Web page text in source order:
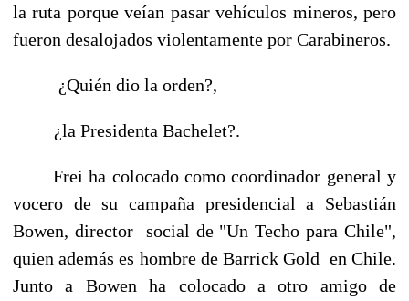
la ruta porque veían pasar vehículos mineros, pero
fueron desalojados violentamente por Carabineros.
¿Quién dio la orden?,
¿la Presidenta Bachelet?.
Frei ha colocado como coordinador general y
vocero de su campaña presidencial a Sebastián
Bowen, director social de "Un Techo para Chile",
quien además es hombre de Barrick Gold en Chile.
Junto a Bowen ha colocado a otro amigo de